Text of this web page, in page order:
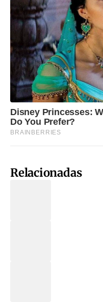
Relacionadas